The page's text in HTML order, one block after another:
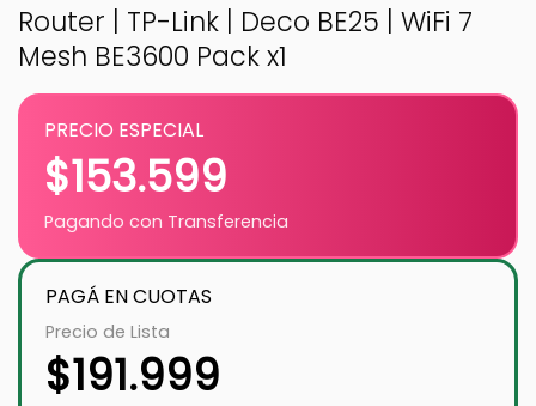
Router | TP-Link | Deco BE25 | WiFi 7
Mesh BE3600 Pack x1
PRECIO ESPECIAL
$153.599
Pagando con Transferencia
PAGÁ EN CUOTAS
Precio de Lista
$191.999